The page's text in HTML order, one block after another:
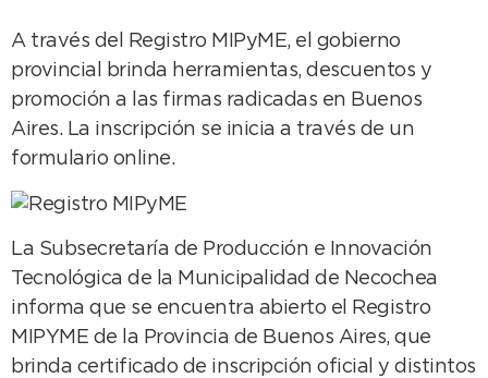
A través del Registro MIPyME, el gobierno
provincial brinda herramientas, descuentos y
promoción a las firmas radicadas en Buenos
Aires. La inscripción se inicia a través de un
formulario online.
La Subsecretaría de Producción e Innovación
Tecnológica de la Municipalidad de Necochea
informa que se encuentra abierto el Registro
MIPYME de la Provincia de Buenos Aires, que
brinda certificado de inscripción oficial y distintos